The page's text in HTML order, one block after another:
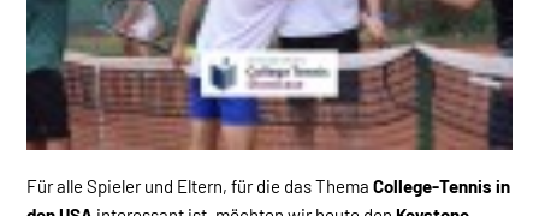
Für alle Spieler und Eltern, für die das Thema College-Tennis in